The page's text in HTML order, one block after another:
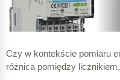
Czy w kontekście pomiaru
różnica pomiędzy